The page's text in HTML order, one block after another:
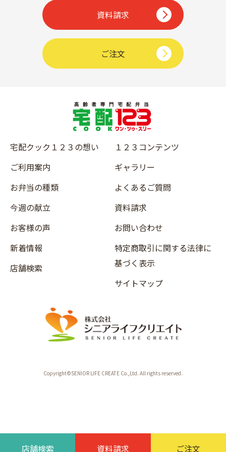
店舗検索 資料請求 ご注文
資料請求
ご注文
宅配クック１２３の想い
ご利用案内
お弁当の種類
今週の献立
お客様の声
新着情報
店舗検索
１２３コンテンツ
ギャラリー
よくあるご質問
資料請求
お問い合わせ
特定商取引に関する法律に
基づく表示
サイトマップ
Copyright©SENIOR LIFE CREATE Co.,Ltd. All rights reserved.